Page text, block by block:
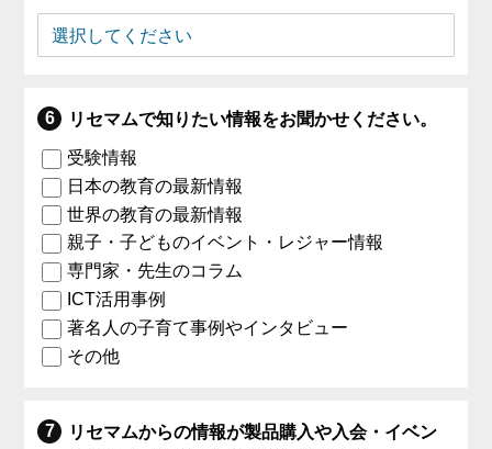
リセマムで知りたい情報をお聞かせください。
受験情報
日本の教育の最新情報
世界の教育の最新情報
親子・子どものイベント・レジャー情報
専門家・先生のコラム
ICT活用事例
著名人の子育て事例やインタビュー
その他
リセマムからの情報が製品購入や入会・イベン